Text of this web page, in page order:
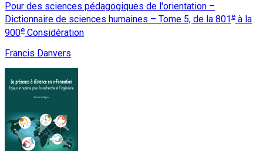
Pour des sciences pédagogiques de l'orientation –
Dictionnaire de sciences humaines – Tome 5, de la 801 e à la
900e Considération
Francis Danvers